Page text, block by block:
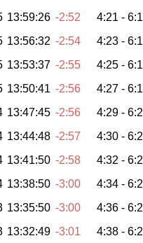
13:59:26 -2:52 4:21 -
13:56:32 -2:54 4:23 -
13:53:37 -2:55 4:25 -
13:50:41 -2:56 4:27 -
13:47:45 -2:56 4:29 -
13:44:48 -2:57 4:30 -
13:41:50 -2:58 4:32 -
13:38:50 -3:00 4:34 -
13:35:50 -3:00 4:36 -
13:32:49 -3:01 4:38 -